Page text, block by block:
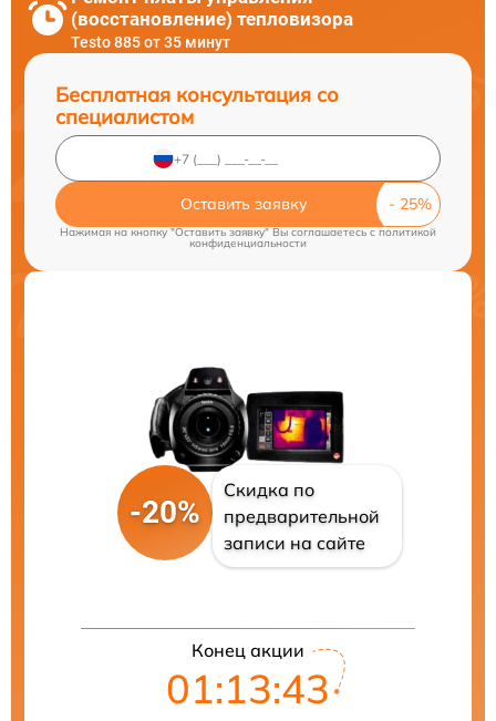
(восстановление) тепловизора
Testo 885 от 35 минут
Бесплатная консультация со
специалистом
Оставить заявку
Нажимая на кнопку "Оставить заявку" Вы соглашаетесь cполитикой
конфиденциальности
-20%
Скидка по
предварительной
записи на сайте
Конец акции
01:13:42